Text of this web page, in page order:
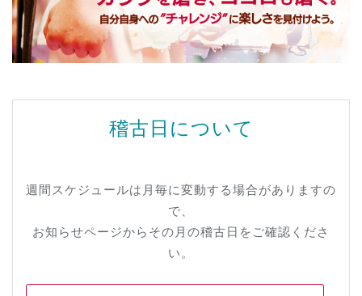
稽古日について
週間スケジュールは月毎に変動する場合がありますの
で、
お知らせページからその月の稽古日をご確認くださ
い。